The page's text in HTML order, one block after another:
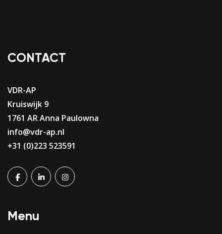
CONTACT
VDR-AP
Kruiswijk 9
1761 AR Anna Paulowna
info@vdr-ap.nl
+31 (0)223 523591
Menu